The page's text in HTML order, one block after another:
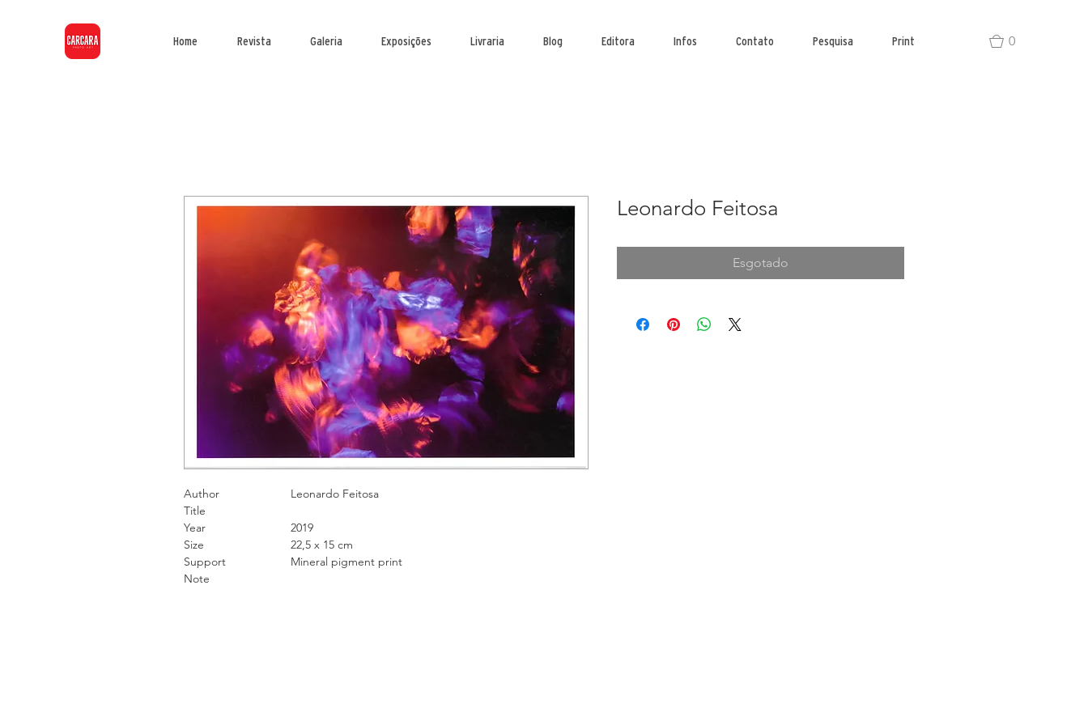
Home Revista Galeria Exposições Livraria Blog Editora Infos Contato Pesquisa Print 0
Author
Leonardo Feitosa
Title
Year
2019
Size
22,5 x 15 cm
Support Mineral pigment print
Note
Leonardo Feitosa
Esgotado